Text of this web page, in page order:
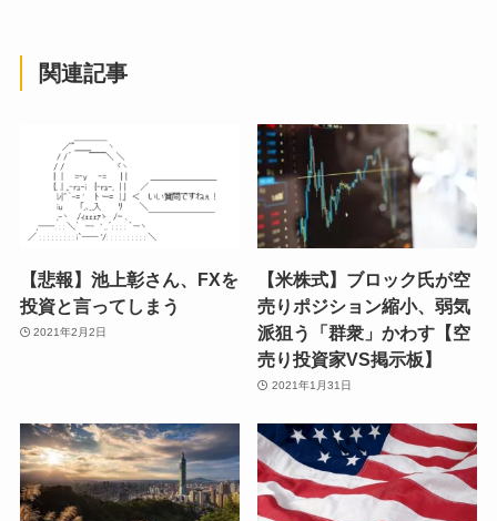
関連記事
【悲報】池上彰さん、FXを
投資と言ってしまう
2021年2月2日
【米株式】ブロック氏が空
売りポジション縮小、弱気
派狙う「群衆」かわす【空
売り投資家VS掲示板】
2021年1月31日